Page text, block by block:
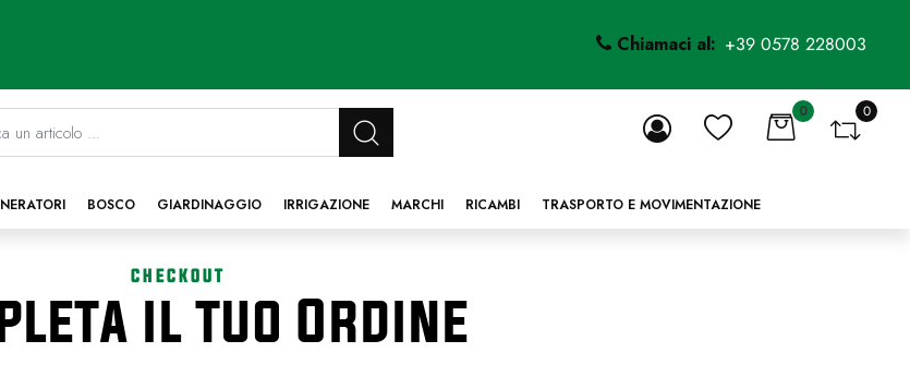
Chiamaci al: +39 0578 228003
di un filtro aggiorna automaticamente gli altri filtri disponibili. 0 0
BOSCO GIARDINAGGIO IRRIGAZIONE MARCHI RICAMBI TRASPORTO E MOVIMENTAZIONE
CHECKOUT
il tuo Ordine